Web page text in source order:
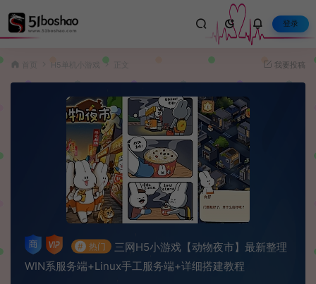
登录
H5单机小游戏 正文 我要投稿
# 热门
三网H5小游戏【动物夜市】最新整理
WIN系服务端+Linux手工服务端+详细搭建教程